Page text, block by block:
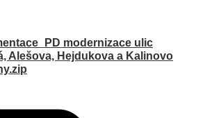
modernizace ulic
Alešova, Hejdukova a Kalinovo